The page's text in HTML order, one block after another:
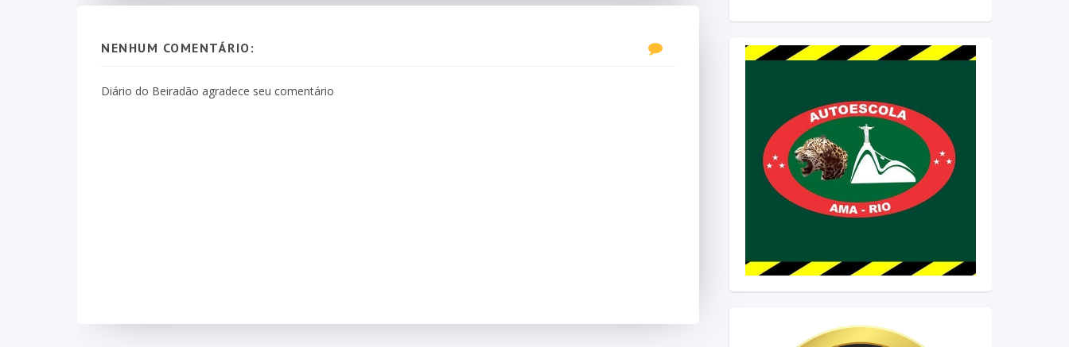
NENHUM COMENTÁRIO:
Diário do Beiradão agradece seu comentário